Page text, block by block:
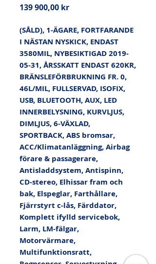
139 900,00 krPris
(SÅLD), 1-ÄGARE, FORTFARANDE
I NÄSTAN NYSKICK, ENDAST
3580MIL, NYBESIKTIGAD 2019-
05-31, ÅRSSKATT ENDAST 620KR,
BRÄNSLEFÖRBRUKNING FR. 0,
46L/MIL, FULLSERVAD, ISOFIX,
USB, BLUETOOTH, AUX, LED
INNERBELYSNING, KURVLJUS,
DIMLJUS, 6-VÄXLAD,
SPORTBACK, ABS bromsar,
ACC/Klimatanläggning, Airbag
förare & passagerare,
Antisladdsystem, Antispinn,
CD-stereo, Elhissar fram och
bak, Elspeglar, Farthållare,
Fjärrstyrt c-lås, Färddator,
Komplett ifylld servicebok,
Larm, LM-fälgar,
Motorvärmare,
Multifunktionsratt,